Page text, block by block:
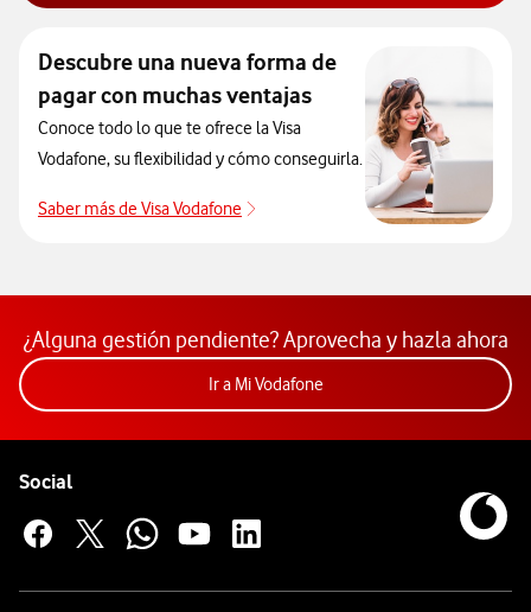
Descubre una nueva forma de
pagar con muchas ventajas
Conoce todo lo que te ofrece la Visa
Vodafone, su flexibilidad y cómo conseguirla.
Saber más de Visa Vodafone
Descubre una nueva forma de
¿Alguna gestión pendiente? Aprovecha y hazla ahora
Ir a Mi VodafoneAcceder a la app Mi
Social